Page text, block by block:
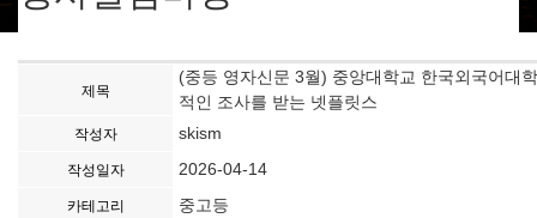
제목
(중등 영자신문 3월) 중앙대학교 한국외국어대
적인 조사를 받는 넷플릿스
작성자 skism
작성일자 2026-04-14
카테고리 중고등